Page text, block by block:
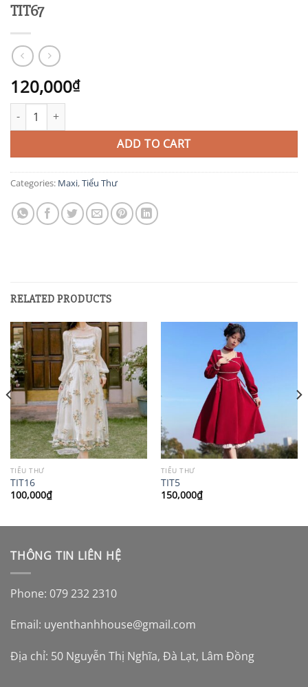
TIT67
120,000₫
TIT67 quantity
ADD TO CART
Categories: Maxi,Tiểu Thư
RELATED PRODUCTS
TIỂU THƯ
TIT16
100,000₫
TIỂU THƯ
TIT5
150,000₫
THÔNG TIN LIÊN HỆ
Phone: 079 232 2310
Email: uyenthanhhouse@gmail.com
Địa chỉ: 50 Nguyễn Thị Nghĩa, Đà Lạt, Lâm Đồng